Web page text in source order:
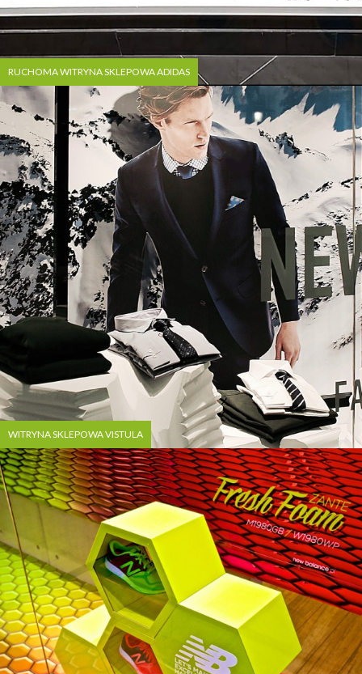
RUCHOMA WITRYNA SKLEPOWA ADIDAS
WITRYNA SKLEPOWA VISTULA